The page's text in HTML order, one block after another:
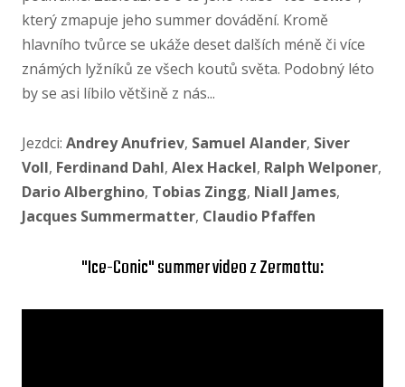
který zmapuje jeho summer dovádění. Kromě
hlavního tvůrce se ukáže deset dalších méně či více
známých lyžníků ze všech koutů světa. Podobný léto
by se asi líbilo většině z nás...
Jezdci: Andrey Anufriev, Samuel Alander, Siver
Voll, Ferdinand Dahl, Alex Hackel, Ralph Welponer,
Dario Alberghino, Tobias Zingg, Niall James,
Jacques Summermatter, Claudio Pfaffen
"Ice-Conic" summer video z Zermattu: